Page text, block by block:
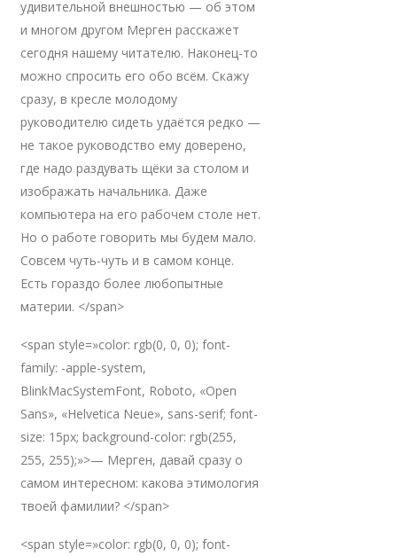
удивительной внешностью — об этом
и многом другом Мерген расскажет
сегодня нашему читателю. Наконец-то
можно спросить его обо всём. Скажу
сразу, в кресле молодому
руководителю сидеть удаётся редко —
не такое руководство ему доверено,
где надо раздувать щёки за столом и
изображать начальника. Даже
компьютера на его рабочем столе нет.
Но о работе говорить мы будем мало.
Совсем чуть-чуть и в самом конце.
Есть гораздо более любопытные
материи. </span>
<span style=»color: rgb(0, 0, 0); font-
family: -apple-system,
BlinkMacSystemFont, Roboto, «Open
Sans», «Helvetica Neue», sans-serif; font-
size: 15px; background-color: rgb(255,
255, 255);»>— Мерген, давай сразу о
самом интересном: какова этимология
твоей фамилии? </span>
<span style=»color: rgb(0, 0, 0); font-